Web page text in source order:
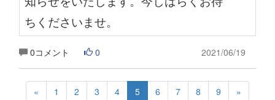
ちくださいませ。
0コメント 0 2021/06/19
« 1 2 3 4 5 6 7 8 9 »